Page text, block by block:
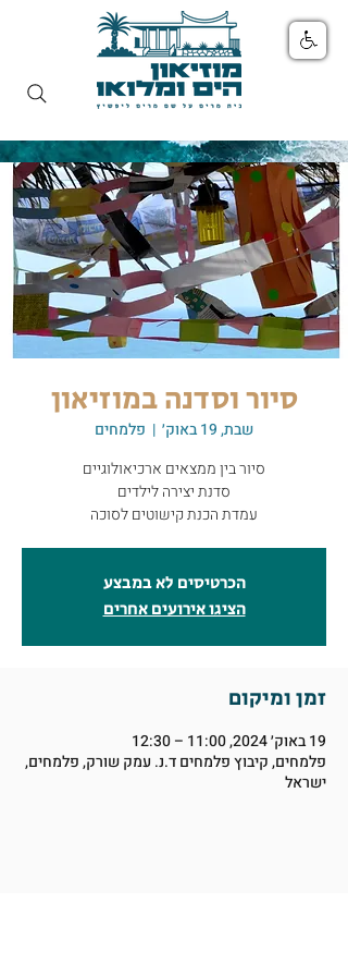
סיור וסדנה במוזיאון
שבת, 19 באוק׳
  |
פלמחים
עמדת הכנת קישוטים לסוכה
הכרטיסים לא במבצע
הציגו אירועים אחרים
זמן ומיקום
19 באוק׳ 2024, 11:00 – 12:30
פלמחים, קיבוץ פלמחים ד.נ. עמק שורק, פלמחים,
ישראל